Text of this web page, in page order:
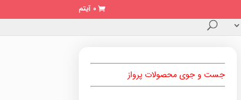
0 آیتم
جست و جوی محصولات پرواز